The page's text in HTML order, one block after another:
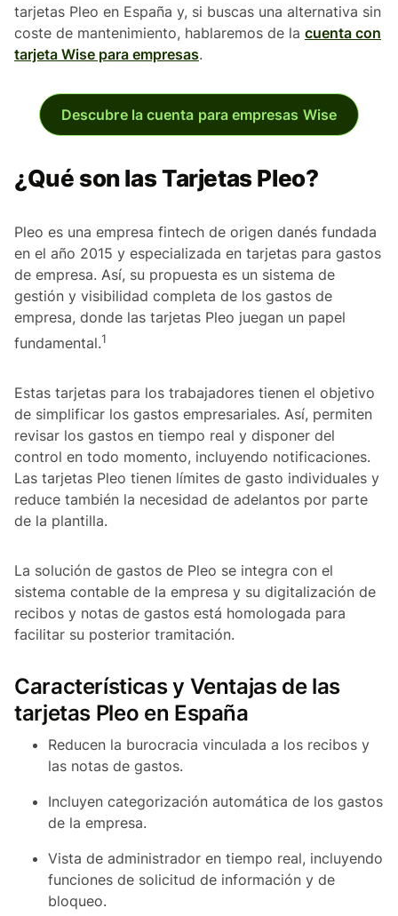
tarjetas Pleo en España y, si buscas una alternativa sin
coste de mantenimiento, hablaremos de la cuenta con
tarjeta Wise para empresas.
Descubre la cuenta para empresas Wise
¿Qué son las Tarjetas Pleo?
Pleo es una empresa fintech de origen danés fundada
en el año 2015 y especializada en tarjetas para gastos
de empresa. Así, su propuesta es un sistema de
gestión y visibilidad completa de los gastos de
empresa, donde las tarjetas Pleo juegan un papel
fundamental.1
Estas tarjetas para los trabajadores tienen el objetivo
de simplificar los gastos empresariales. Así, permiten
revisar los gastos en tiempo real y disponer del
control en todo momento, incluyendo notificaciones.
Las tarjetas Pleo tienen límites de gasto individuales y
reduce también la necesidad de adelantos por parte
de la plantilla.
La solución de gastos de Pleo se integra con el
sistema contable de la empresa y su digitalización de
recibos y notas de gastos está homologada para
facilitar su posterior tramitación.
Características y Ventajas de las
tarjetas Pleo en España
Reducen la burocracia vinculada a los recibos y
las notas de gastos.
Incluyen categorización automática de los gastos
de la empresa.
Vista de administrador en tiempo real, incluyendo
funciones de solicitud de información y de
bloqueo.